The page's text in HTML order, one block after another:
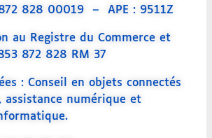
828 00019 – APE : 9511Z
au Registre du Commerce et
872 828 RM 37
: Conseil en objets connectés
assistance numérique et